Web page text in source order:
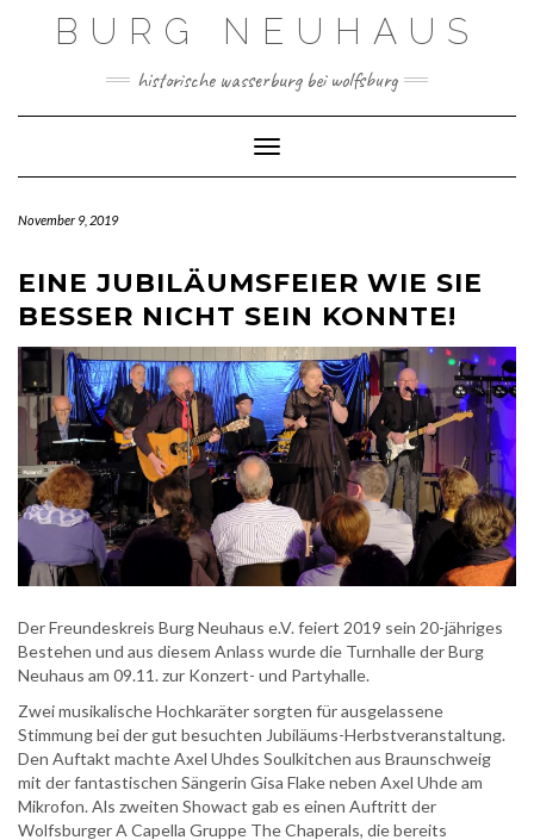
BURG NEUHAUS
historische wasserburg bei wolfsburg
Toggle Navigation
November 9, 2019
EINE JUBILÄUMSFEIER WIE SIE
BESSER NICHT SEIN KONNTE!
Der Freundeskreis Burg Neuhaus e.V. feiert 2019 sein 20-jähriges
Bestehen und aus diesem Anlass wurde die Turnhalle der Burg
Neuhaus am 09.11. zur Konzert- und Partyhalle.
Zwei musikalische Hochkaräter sorgten für ausgelassene
Stimmung bei der gut besuchten Jubiläums-Herbstveranstaltung.
Den Auftakt machte Axel Uhdes Soulkitchen aus Braunschweig
mit der fantastischen Sängerin Gisa Flake neben Axel Uhde am
Mikrofon. Als zweiten Showact gab es einen Auftritt der
Wolfsburger A Capella Gruppe The Chaperals, die bereits